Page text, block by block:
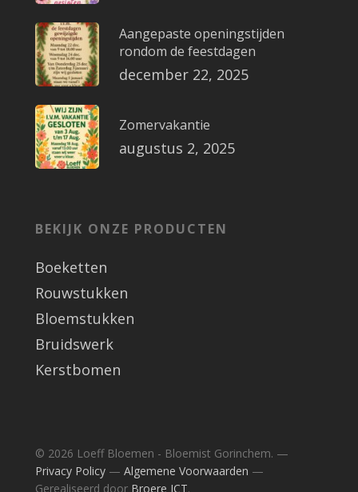
Aangepaste openingstijden
rondom de feestdagen
december 22, 2025
Zomervakantie
augustus 2, 2025
BEKIJK ONZE PRODUCTEN
Boeketten
Rouwstukken
Bloemstukken
Bruidswerk
Kerstbomen
© 2026 Loeff Bloemen - Bloemist Gorinchem. —
Privacy Policy —Algemene Voorwaarden —
Gerealiseerd door Broere ICT.